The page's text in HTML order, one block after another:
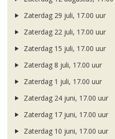
Zaterdag 29 juli, 17.00 uur
Zaterdag 22 juli, 17.00 uur
Zaterdag 15 juli, 17.00 uur
Zaterdag 8 juli, 17.00 uur
Zaterdag 1 juli, 17.00 uur
Zaterdag 24 juni, 17.00 uur
Zaterdag 17 juni, 17.00 uur
Zaterdag 10 juni, 17.00 uur